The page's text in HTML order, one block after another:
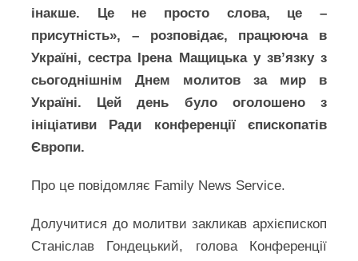
інакше. Це не просто слова, це –
присутність», – розповідає, працююча в
Україні, сестра Ірена Мащицька у зв’язку з
сьогоднішнім Днем молитов за мир в
Україні. Цей день було оголошено з
ініціативи Ради конференції єпископатів
Європи.
Про це повідомляє Family News Service.
Долучитися до молитви закликав архієпископ
Станіслав Гондецький, голова Конференції